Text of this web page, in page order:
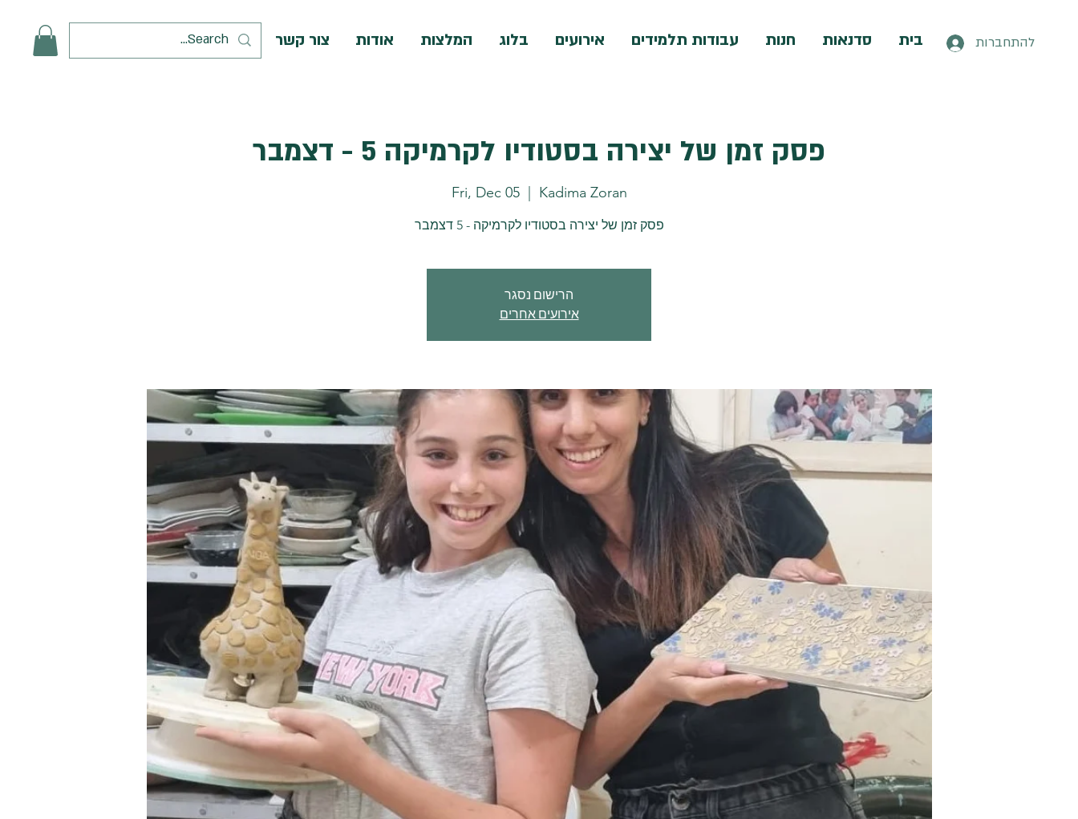
בית סדנאות חנות עבודות תלמידים אירועים בלוג המלצות אודות צור קשר להתחברות
פסק זמן של יצירה בסטודיו לקרמיקה 5 - דצמבר
Fri, Dec 05
  |
Kadima Zoran
פסק זמן של יצירה בסטודיו לקרמיקה - 5 דצמבר
הרישום נסגר
אירועים אחרים